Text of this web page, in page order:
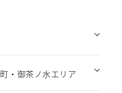
・御茶ノ水エリア